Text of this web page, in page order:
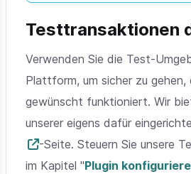
Testtransaktionen
Verwenden Sie die Test-
Plattform, um sicher zu gehen,
gewünscht funktioniert. Wir
unserer eigens dafür
-Seite. Steuern Sie unsere
im Kapitel "Plugin